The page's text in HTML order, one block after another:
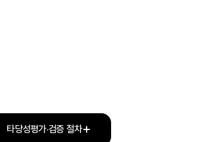
타당성평가·검증 절차